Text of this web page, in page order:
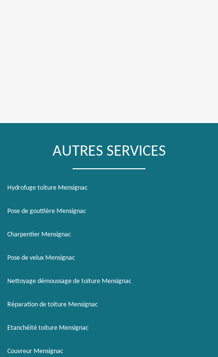
AUTRES SERVICES
Hydrofuge toiture Mensignac
Pose de gouttière Mensignac
Charpentier Mensignac
Pose de velux Mensignac
Nettoyage démoussage de toiture Mensignac
Réparation de toiture Mensignac
Etanchéité toiture Mensignac
Couvreur Mensignac